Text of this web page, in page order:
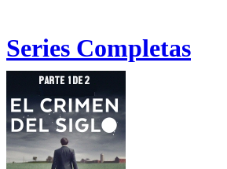
Series Completas